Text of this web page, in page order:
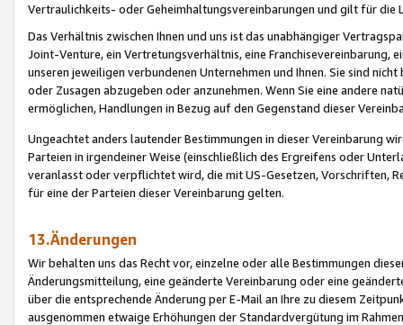
Vertraulichkeits- oder Geheimhaltungsvereinbarungen und gilt für die
Das Verhältnis zwischen Ihnen und uns ist das unabhängiger
Joint-Venture, ein Vertretungsverhältnis, eine Franchisevereinbarung,
unseren jeweiligen verbundenen Unternehmen und Ihnen. Sie sind
oder Zusagen abzugeben oder anzunehmen. Wenn Sie eine andere
ermöglichen, Handlungen in Bezug auf den Gegenstand dieser
Ungeachtet anders lautender Bestimmungen in dieser Vereinbarung
Parteien in irgendeiner Weise (einschließlich des Ergreifens oder
veranlasst oder verpflichtet wird, die mit US-Gesetzen, Vorschriften,
für eine der Parteien dieser Vereinbarung gelten.
13.Änderungen
Wir behalten uns das Recht vor, einzelne oder alle Bestimmungen
Änderungsmitteilung, eine geänderte Vereinbarung oder eine
über die entsprechende Änderung per E-Mail an Ihre zu diesem
ausgenommen etwaige Erhöhungen der Standardvergütung im